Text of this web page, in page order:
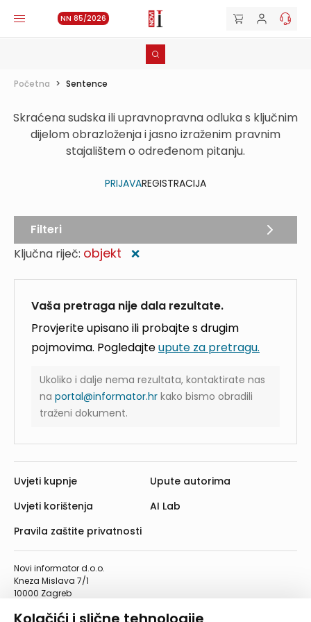
NN 85/2026
Početna > Sentence
Skraćena sudska ili upravnopravna odluka s ključnim
dijelom obrazloženja i jasno izraženim pravnim
stajalištem o određenom pitanju.
PRIJAVAREGISTRACIJA
Ključna riječ: objekt ❌
Vaša pretraga nije dala rezultate.
Provjerite upisano ili probajte s drugim
pojmovima. Pogledajteupute za pretragu.
Ukoliko i dalje nema rezultata, kontaktirate nas
na portal@informator.hr kako bismo obradili
traženi dokument.
Filteri
Novi informator d.o.o.
Kneza Mislava 7/1
10000 Zagreb
Telefaks: 01/4612-553
Uvjeti kupnje
Uvjeti korištenja
Pravila zaštite privatnosti
Upute autorima
AI Lab